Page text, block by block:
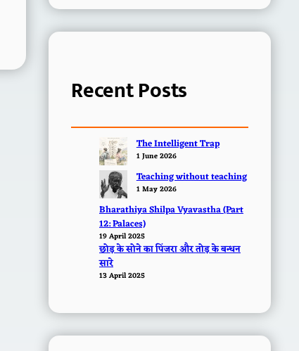
Recent Posts
The Intelligent Trap
1 June 2026
Teaching without teaching
1 May 2026
Bharathiya Shilpa Vyavastha (Part
12: Palaces)
19 April 2025
छोड़ के सोने का पिंजरा और तोड़ के बन्धन
सारे
13 April 2025